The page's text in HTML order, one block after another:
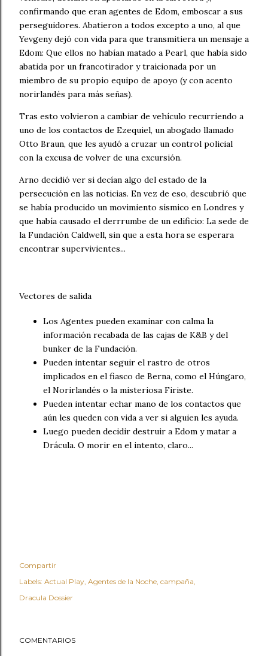
confirmando que eran agentes de Edom, emboscar a sus
perseguidores. Abatieron a todos excepto a uno, al que
Yevgeny dejó con vida para que transmitiera un mensaje a
Edom: Que ellos no habían matado a Pearl, que había sido
abatida por un francotirador y traicionada por un
miembro de su propio equipo de apoyo (y con acento
norirlandés para más señas).
Tras esto volvieron a cambiar de vehículo recurriendo a
uno de los contactos de Ezequiel, un abogado llamado
Otto Braun, que les ayudó a cruzar un control policial
con la excusa de volver de una excursión.
Arno decidió ver si decían algo del estado de la
persecución en las noticias. En vez de eso, descubrió que
se había producido un movimiento sísmico en Londres y
que había causado el derrrumbe de un edificio: La sede de
la Fundación Caldwell, sin que a esta hora se esperara
encontrar supervivientes...
Vectores de salida
Los Agentes pueden examinar con calma la
información recabada de las cajas de K&B y del
bunker de la Fundación.
Pueden intentar seguir el rastro de otros
implicados en el fiasco de Berna, como el Húngaro,
el Norirlandés o la misteriosa Firiste.
Pueden intentar echar mano de los contactos que
aún les queden con vida a ver si alguien les ayuda.
Luego pueden decidir destruir a Edom y matar a
Drácula. O morir en el intento, claro...
Compartir
Labels: Actual Play Agentes de la Noche campaña
Dracula Dossier
COMENTARIOS